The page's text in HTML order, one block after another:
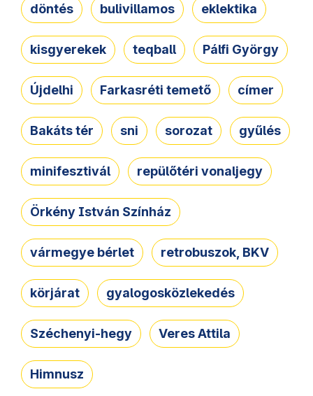
döntés bulivillamos eklektika
kisgyerekek teqball Pálfi György
Újdelhi Farkasréti temető címer
Bakáts tér sni sorozat gyűlés
minifesztivál repülőtéri vonaljegy
Örkény István Színház
vármegye bérlet retrobuszok, BKV
körjárat gyalogosközlekedés
Széchenyi-hegy Veres Attila
Himnusz